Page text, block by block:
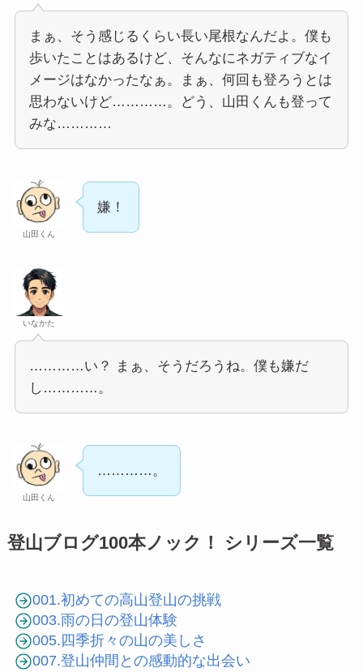
まぁ、そう感じるくらい長い尾根なんだよ。僕も
歩いたことはあるけど、そんなにネガティブなイ
メージはなかったなぁ。まぁ、何回も登ろうとは
思わないけど…………。どう、山田くんも登って
みな…………
山田くん
嫌！
いなかた
…………い？ まぁ、そうだろうね。僕も嫌だ
し…………。
山田くん
…………。
登山ブログ100本ノック！ シリーズ一覧
001.初めての高山登山の挑戦
003.雨の日の登山体験
005.四季折々の山の美しさ
007.登山仲間との感動的な出会い